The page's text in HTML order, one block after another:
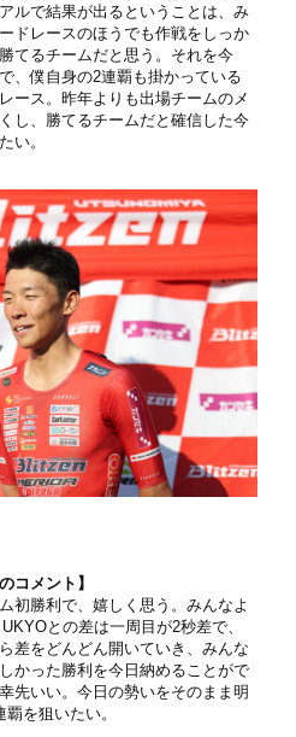
ルで結果が出るということは、み
ドレースのほうでも作戦をしっか
てるチームだと思う。それを今
、僕自身の2連覇も掛かっている
ース。昨年よりも出場チームのメ
し、勝てるチームだと確信した今
い。
コメント】
初勝利で、嬉しく思う。みんなよ
との差は一周目が2秒差で、
差をどんどん開いていき、みんな
かった勝利を今日納めることがで
先いい。今日の勢いをそのまま明
を狙いたい。